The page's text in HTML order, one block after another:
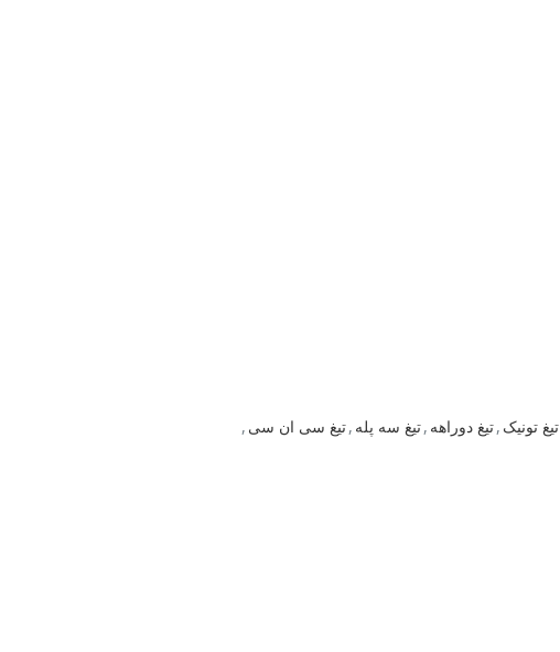
تیغ تونیک ,تیغ دوراهه ,تیغ سه پله ,تیغ سی ان سی ,